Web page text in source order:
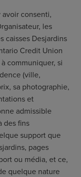
avoir consenti,
les
caisses Desjardins
Credit Union
communiquer, si
(ville,
sa photographie,
et
admissible
des fins
support que
pages
ou média, et ce,
quelque nature